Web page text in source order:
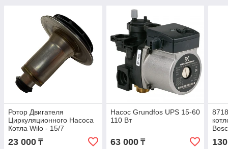
Ротор Двигателя
Циркуляционного Насоса
Котла Wilo - 15/7
23 000 ₸
Насос Grundfos UPS 15-60
110 Вт
63 000₸